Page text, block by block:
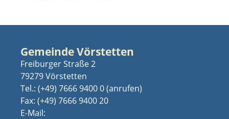
Gemeinde Vörstetten
Freiburger Straße 2
79279 Vörstetten
Tel.: (+49) 7666 9400 0
Fax: (+49) 7666 9400 20
E-Mail: